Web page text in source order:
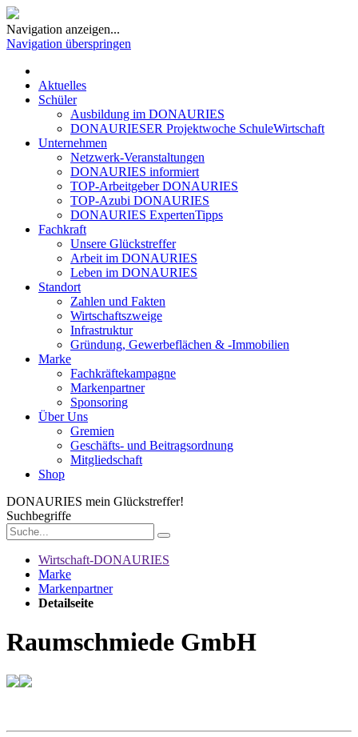
Navigation anzeigen...
Navigation überspringen
Aktuelles
Schüler
Ausbildung im DONAURIES
DONAURIESER Projektwoche SchuleWirtschaft
Unternehmen
Netzwerk-Veranstaltungen
DONAURIES informiert
TOP-Arbeitgeber DONAURIES
TOP-Azubi DONAURIES
DONAURIES ExpertenTipps
Fachkraft
Unsere Glückstreffer
Arbeit im DONAURIES
Leben im DONAURIES
Standort
Zahlen und Fakten
Wirtschaftszweige
Infrastruktur
Gründung, Gewerbeflächen & -Immobilien
Marke
Fachkräftekampagne
Markenpartner
Sponsoring
Über Uns
Gremien
Geschäfts- und Beitragsordnung
Mitgliedschaft
Shop
DONAURIES mein Glückstreffer!
Suchbegriffe
Wirtschaft-DONAURIES
Marke
Markenpartner
Detailseite
Raumschmiede GmbH